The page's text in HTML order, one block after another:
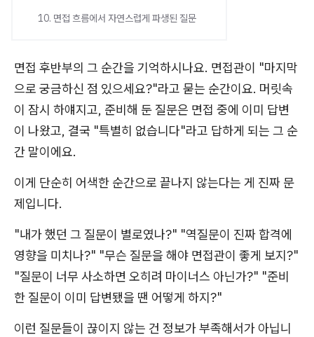
10. 면접 흐름에서 자연스럽게 파생된 질문
면접 후반부의 그 순간을 기억하시나요. 면접관이 "마지막
으로 궁금하신 점 있으세요?"라고 묻는 순간이요. 머릿속
이 잠시 하얘지고, 준비해 둔 질문은 면접 중에 이미 답변
이 나왔고, 결국 "특별히 없습니다"라고 답하게 되는 그 순
간 말이에요.
이게 단순히 어색한 순간으로 끝나지 않는다는 게 진짜 문
제입니다.
"내가 했던 그 질문이 별로였나?" "역질문이 진짜 합격에
영향을 미치나?" "무슨 질문을 해야 면접관이 좋게 보지?"
"질문이 너무 사소하면 오히려 마이너스 아닌가?" "준비
한 질문이 이미 답변됐을 땐 어떻게 하지?"
이런 질문들이 끊이지 않는 건 정보가 부족해서가 아닙니